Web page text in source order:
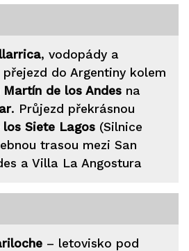
, vodopády a
do Argentiny kolem
Martín de los Andes na
. Průjezd překrásnou
los Siete Lagos (Silnice
trasou mezi San
a Villa La Angostura
– letovisko pod